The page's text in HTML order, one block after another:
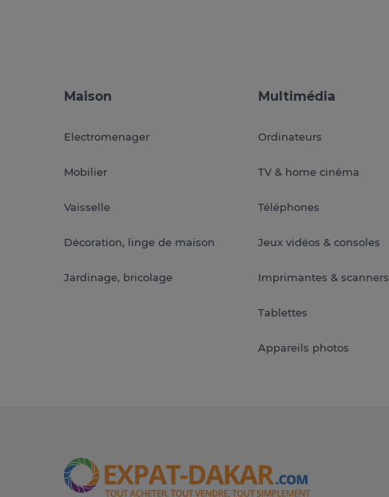
Maison
Electromenager
Mobilier
Vaisselle
Décoration, linge de maison
Jardinage, bricolage
Multimédia
Ordinateurs
TV & home cinéma
Téléphones
Jeux vidéos & consoles
Imprimantes & scanners
Tablettes
Appareils photos